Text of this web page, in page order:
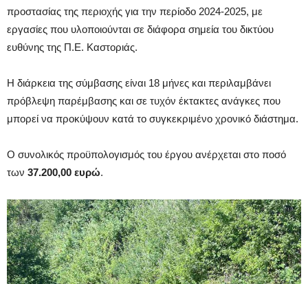
προστασίας της περιοχής για την περίοδο 2024-2025, με
εργασίες που υλοποιούνται σε διάφορα σημεία του δικτύου
ευθύνης της Π.Ε. Καστοριάς.
Η διάρκεια της σύμβασης είναι 18 μήνες και περιλαμβάνει
πρόβλεψη παρέμβασης και σε τυχόν έκτακτες ανάγκες που
μπορεί να προκύψουν κατά το συγκεκριμένο χρονικό διάστημα.
Ο συνολικός προϋπολογισμός του έργου ανέρχεται στο ποσό
των 37.200,00 ευρώ.